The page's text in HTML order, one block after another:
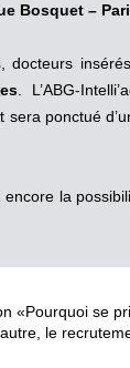
Bosquet –
docteurs
. L’ABG-
sera ponctué
la
«Pourquoi se
le